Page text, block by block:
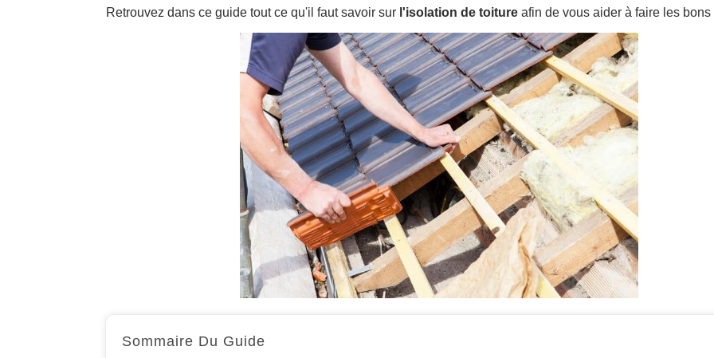
Retrouvez dans ce guide tout ce qu'il faut savoir sur l'isolation de toiture afin de vous aider à faire les bons
Sommaire Du Guide